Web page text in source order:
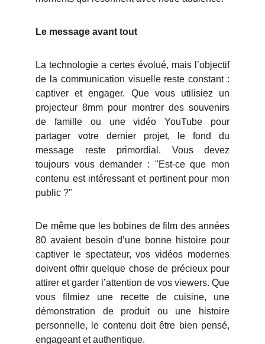
Le message avant tout
La technologie a certes évolué, mais l’objectif
de la communication visuelle reste constant :
captiver et engager. Que vous utilisiez un
projecteur 8mm pour montrer des souvenirs
de famille ou une vidéo YouTube pour
partager votre dernier projet, le fond du
message reste primordial. Vous devez
toujours vous demander : "Est-ce que mon
contenu est intéressant et pertinent pour mon
public ?"
De même que les bobines de film des années
80 avaient besoin d’une bonne histoire pour
captiver le spectateur, vos vidéos modernes
doivent offrir quelque chose de précieux pour
attirer et garder l’attention de vos viewers. Que
vous filmiez une recette de cuisine, une
démonstration de produit ou une histoire
personnelle, le contenu doit être bien pensé,
engageant et authentique.